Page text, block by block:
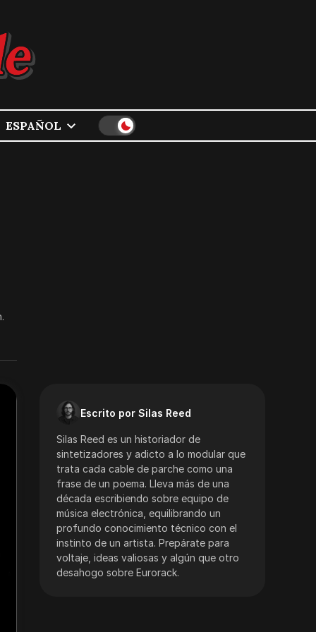
ESPAÑOL
Escrito por Silas Reed
Silas Reed es un historiador de
sintetizadores y adicto a lo modular que
trata cada cable de parche como una
frase de un poema. Lleva más de una
década escribiendo sobre equipo de
música electrónica, equilibrando un
profundo conocimiento técnico con el
instinto de un artista. Prepárate para
voltaje, ideas valiosas y algún que otro
desahogo sobre Eurorack.